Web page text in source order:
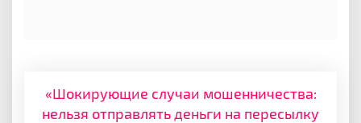
«Шокирующие случаи мошенничества:
нельзя отправлять деньги на пересылку